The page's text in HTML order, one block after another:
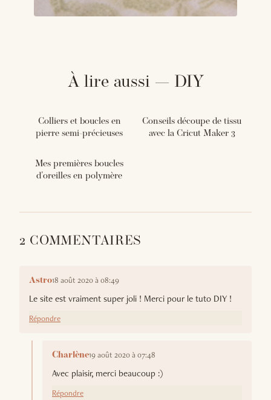
À lire aussi — DIY
Colliers et boucles en
pierre semi-précieuses
Conseils découpe de tissu
avec la Cricut Maker 3
Mes premières boucles
d'oreilles en polymère
2 COMMENTAIRES
Astro18 août 2020 à 08:49
Le site est vraiment super joli ! Merci pour le tuto DIY !
Répondre
Charlène19 août 2020 à 07:48
Avec plaisir, merci beaucoup :)
Répondre